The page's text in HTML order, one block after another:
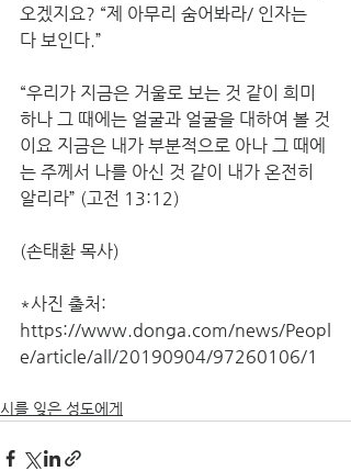
오겠지요? “제 아무리 숨어봐라/ 인자는
다 보인다.”
“우리가 지금은 거울로 보는 것 같이 희미
하나 그 때에는 얼굴과 얼굴을 대하여 볼 것
이요 지금은 내가 부분적으로 아나 그 때에
는 주께서 나를 아신 것 같이 내가 온전히
알리라” (고전 13:12)
(손태환 목사)
*사진 출처:
https://www.donga.com/news/Peopl
e/article/all/20190904/97260106/1
시를 잊은 성도에게